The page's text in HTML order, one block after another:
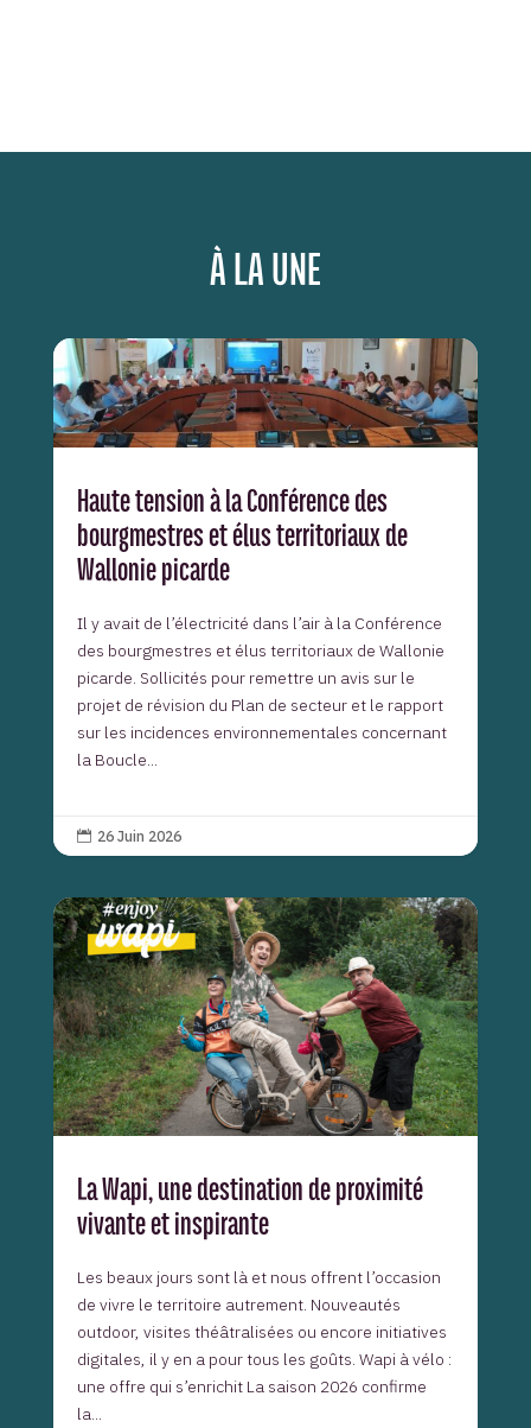
À LA UNE
Haute tension à la Conférence des
bourgmestres et élus territoriaux de
Wallonie picarde
Il y avait de l’électricité dans l’air à la Conférence
des bourgmestres et élus territoriaux de Wallonie
picarde. Sollicités pour remettre un avis sur le
projet de révision du Plan de secteur et le rapport
sur les incidences environnementales concernant
la Boucle...
 26 Juin 2026
La Wapi, une destination de proximité
vivante et inspirante
Les beaux jours sont là et nous offrent l’occasion
de vivre le territoire autrement. Nouveautés
outdoor, visites théâtralisées ou encore initiatives
digitales, il y en a pour tous les goûts. Wapi à vélo :
une offre qui s’enrichit La saison 2026 confirme
la...